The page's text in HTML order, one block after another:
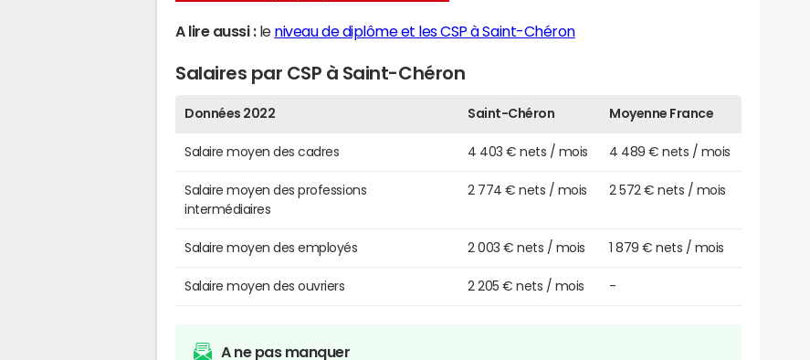
A lire aussi :le niveau de diplôme et les CSP à Saint-Chéron
Salaires par CSP à Saint-Chéron
Données 2022 Saint-Chéron Moyenne France
Salaire moyen des cadres 4 403 € nets / mois 4 489 € nets / mois
Salaire moyen des professions
intermédiaires
2 774 € nets / mois 2 572 € nets / mois
Salaire moyen des employés 2 003 € nets / mois 1 879 € nets / mois
Salaire moyen des ouvriers 2 205 € nets / mois -
A ne pas manquer